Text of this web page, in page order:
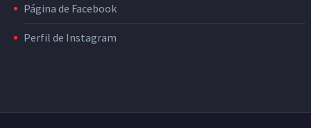
Página de Facebook
Perfil de Instagram